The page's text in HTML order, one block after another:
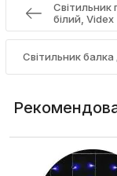
Світильник
білий, Videx
Світильник